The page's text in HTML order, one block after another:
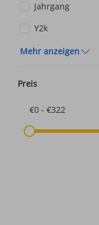
Jahrgang
Y2k
Mehr anzeigen
Preis
€0 - €322